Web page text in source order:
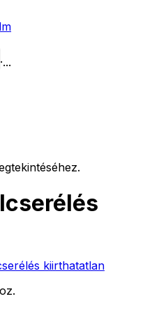
·...
kiirthatatlan